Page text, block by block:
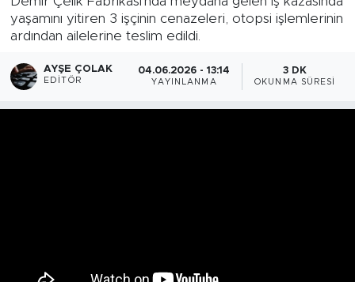
yaşamını yitiren 3 işçinin cenazeleri, otopsi işlemlerinin
ardından ailelerine teslim edildi.
AYŞE ÇOLAK
EDITÖR
04.06.2026 - 13:14
YAYINLANMA
3 DK
OKUNMA SÜRESI
Son Dakika Haberleri
Haber Arşivi